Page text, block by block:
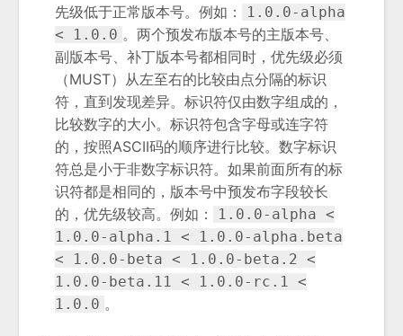
先级低于正常版本号。例如：
1.0.0-alpha
< 1.0.0 。两个预发布版本号的主版本号、
副版本号、补丁版本号都相同时，优先级必须
（MUST）从左至右的比较由点分隔的标识
符，直到发现差异。标识符仅由数字组成的，
比较数字的大小。标识符包含字母或连字符
的，按照ASCII码的顺序进行比较。数字标识
符总是小于非数字标识符。如果前面所有的标
识符都是相同的，版本号中预发布字段较长
的，优先级较高。例如：
1.0.0-alpha <
1.0.0-alpha.1 < 1.0.0-alpha.beta
< 1.0.0-beta < 1.0.0-beta.2 <
1.0.0-beta.11 < 1.0.0-rc.1 <
1.0.0 。